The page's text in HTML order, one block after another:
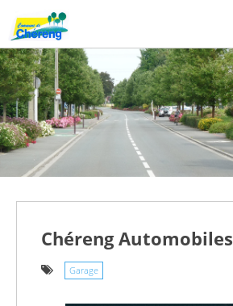
Chéreng Automobiles
Garage